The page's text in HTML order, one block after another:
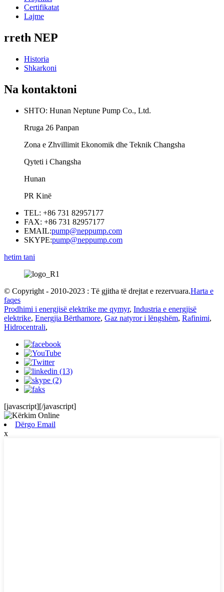
Certifikatat
Lajme
rreth NEP
Historia
Shkarkoni
Na kontaktoni
SHTO: Hunan Neptune Pump Co., Ltd.
Rruga 26 Panpan
Zona e Zhvillimit Ekonomik dhe Teknik Changsha
Qyteti i Changsha
Hunan
PR Kinë
TEL: +86 731 82957177
FAX: +86 731 82957177
EMAIL:pump@neppump.com
SKYPE:pump@neppump.com
hetim tani
© Copyright - 2010-2023 : Të gjitha të drejtat e rezervuara.Harta e
faqes
Prodhimi i energjisë elektrike me qymyr, Industria e energjisë
elektrike, Energjia Bërthamore, Gaz natyror i lëngshëm, Rafinimi,
Hidrocentrali,
[javascript][/javascript]
Dërgo Email
x